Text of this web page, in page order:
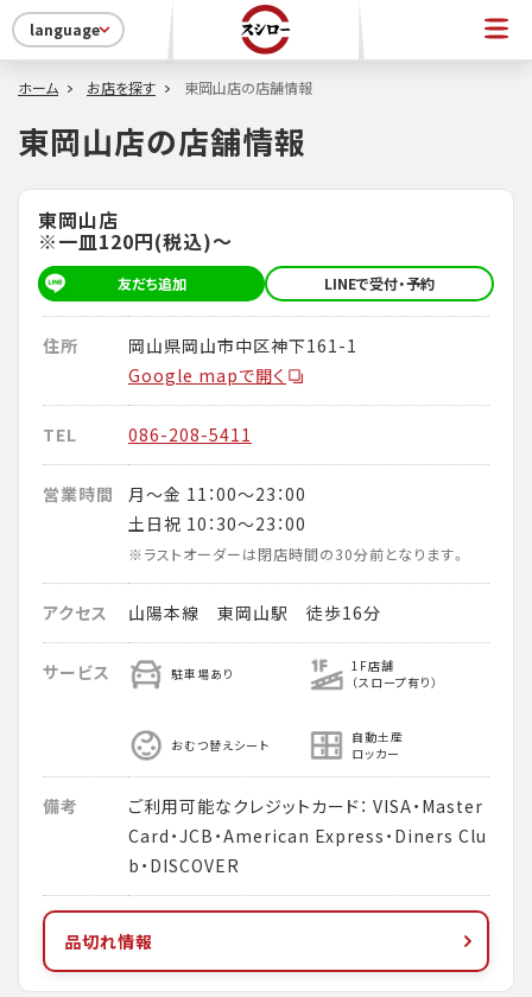
language
ホーム お店を探す 東岡山店の店舗情報
東岡山店の店舗情報
東岡山店
※一皿120円(税込)～
友だち追加 LINEで受付・予約
住所
岡山県岡山市中区神下161-1
Google mapで開く
TEL 086-208-5411
営業時間
月～金 11：00～23：00
土日祝 10：30～23：00
※ラストオーダーは閉店時間の30分前となります。
アクセス 山陽本線 東岡山駅 徒歩16分
サービス 駐車場あり
1F店舗
（スロープ有り）
おむつ替えシート
自動土産
ロッカー
備考
ご利用可能なクレジットカード： VISA・Master
Card・JCB・American Express・Diners Clu
b・DISCOVER
品切れ情報